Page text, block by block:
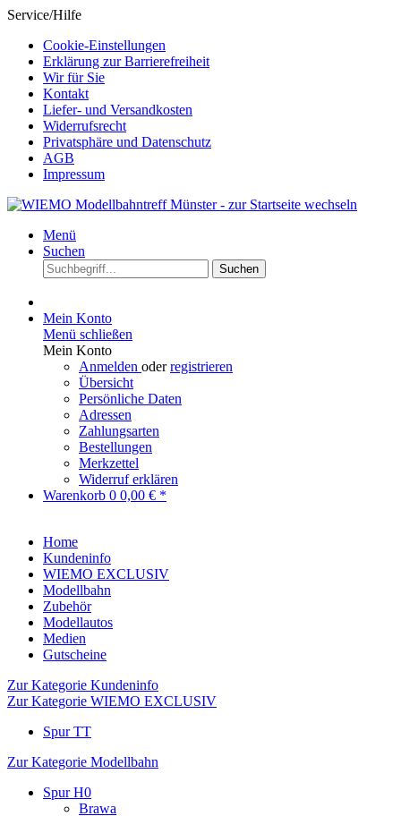
Service/Hilfe
Cookie-Einstellungen
Erklärung zur Barrierefreiheit
Wir für Sie
Kontakt
Liefer- und Versandkosten
Widerrufsrecht
Privatsphäre und Datenschutz
AGB
Impressum
Menü
Suchen
Suchen
Mein Konto
Menü schließen
Mein Konto
Anmelden oderregistrieren
Übersicht
Persönliche Daten
Adressen
Zahlungsarten
Bestellungen
Merkzettel
Widerruf erklären
Warenkorb 0 0,00 € *
Home
Kundeninfo
WIEMO EXCLUSIV
Modellbahn
Zubehör
Modellautos
Medien
Gutscheine
Zur Kategorie Kundeninfo
Zur Kategorie WIEMO EXCLUSIV
Spur TT
Zur Kategorie Modellbahn
Spur H0
Brawa